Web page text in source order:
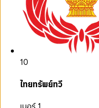
10
ไทยทรัพย์ทวี